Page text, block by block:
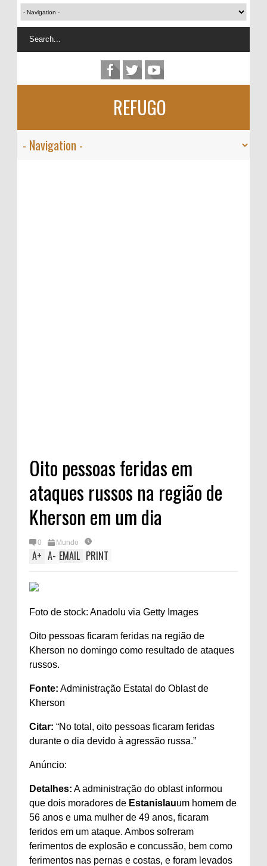
REFUGO
Oito pessoas feridas em
ataques russos na região de
Kherson em um dia
0 Mundo
A+ A- EMAIL PRINT
Foto de stock: Anadolu via Getty Images
Oito pessoas ficaram feridas na região de
Kherson no domingo como resultado de ataques
russos.
Fonte: Administração Estatal do Oblast de
Kherson
Citar: “No total, oito pessoas ficaram feridas
durante o dia devido à agressão russa.”
Anúncio:
Detalhes: A administração do oblast informou
que dois moradores de Estanislauum homem de
56 anos e uma mulher de 49 anos, ficaram
feridos em um ataque. Ambos sofreram
ferimentos de explosão e concussão, bem como
ferimentos nas pernas e costas, e foram levados